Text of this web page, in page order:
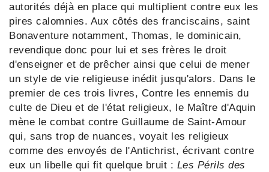
autorités déjà en place qui multiplient contre eux les
pires calomnies. Aux côtés des franciscains, saint
Bonaventure notamment, Thomas, le dominicain,
revendique donc pour lui et ses frères le droit
d'enseigner et de prêcher ainsi que celui de mener
un style de vie religieuse inédit jusqu'alors. Dans le
premier de ces trois livres, Contre les ennemis du
culte de Dieu et de l'état religieux, le Maître d'Aquin
mène le combat contre Guillaume de Saint-Amour
qui, sans trop de nuances, voyait les religieux
comme des envoyés de l'Antichrist, écrivant contre
eux un libelle qui fit quelque bruit : Les Périls des